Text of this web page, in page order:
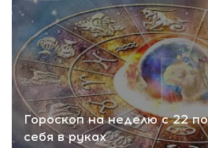
Гороскоп на неделю с 22
себя в руках